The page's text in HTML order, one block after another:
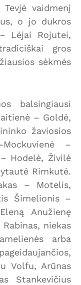
vaidmenį
o jo dukros
Lėjai Rojutei,
gros
sėkmės
balsingiausi
– Goldė,
žaviosios
Mockuvienė –
Hodelė, Živilė
Rimkutė.
– Motelis,
Šimelionis –
Anužienę
niekas
arba
Volfu, Arūnas
Stankevičius